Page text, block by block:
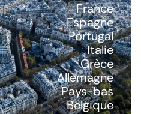
France
Espagne
Portugal
Italie
Grèce
Allemagne
Pays-bas
Belgique